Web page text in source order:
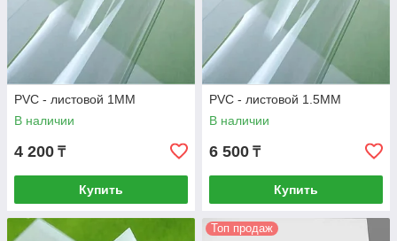
PVC - листовой 1MM
В наличии
4 200 ₸
Купить
PVC - листовой 1.5MM
В наличии
6 500 ₸
Купить
Топ продаж